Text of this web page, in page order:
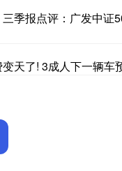
季报点评：广发中证
天了! 3成人下一辆车